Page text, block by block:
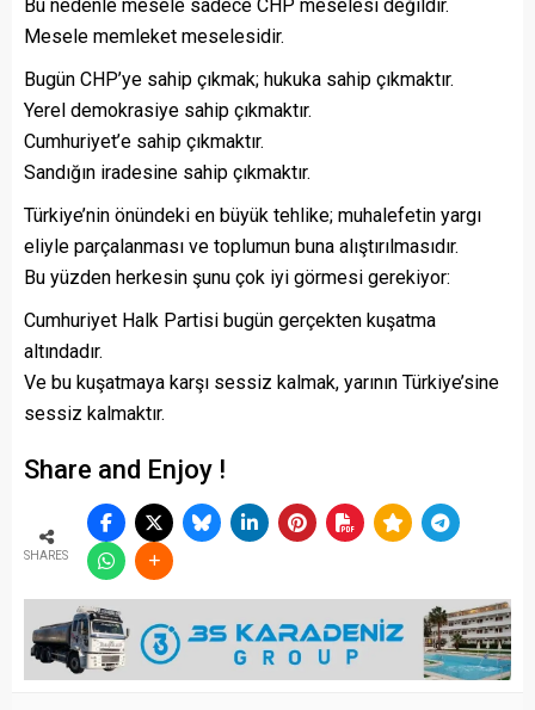
Bu nedenle mesele sadece CHP meselesi değildir.
Mesele memleket meselesidir.
Bugün CHP’ye sahip çıkmak; hukuka sahip çıkmaktır.
Yerel demokrasiye sahip çıkmaktır.
Cumhuriyet’e sahip çıkmaktır.
Sandığın iradesine sahip çıkmaktır.
Türkiye’nin önündeki en büyük tehlike; muhalefetin yargı
eliyle parçalanması ve toplumun buna alıştırılmasıdır.
Bu yüzden herkesin şunu çok iyi görmesi gerekiyor:
Cumhuriyet Halk Partisi bugün gerçekten kuşatma
altındadır.
Ve bu kuşatmaya karşı sessiz kalmak, yarının Türkiye’sine
sessiz kalmaktır.
Share and Enjoy !
SHARES